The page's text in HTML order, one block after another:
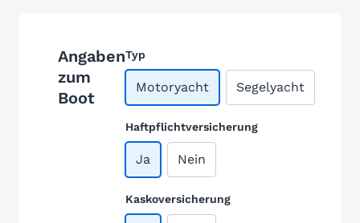
Angaben
zum
Boot
Typ
Motoryacht Segelyacht
Haftpflichtversicherung
Ja Nein
Kaskoversicherung